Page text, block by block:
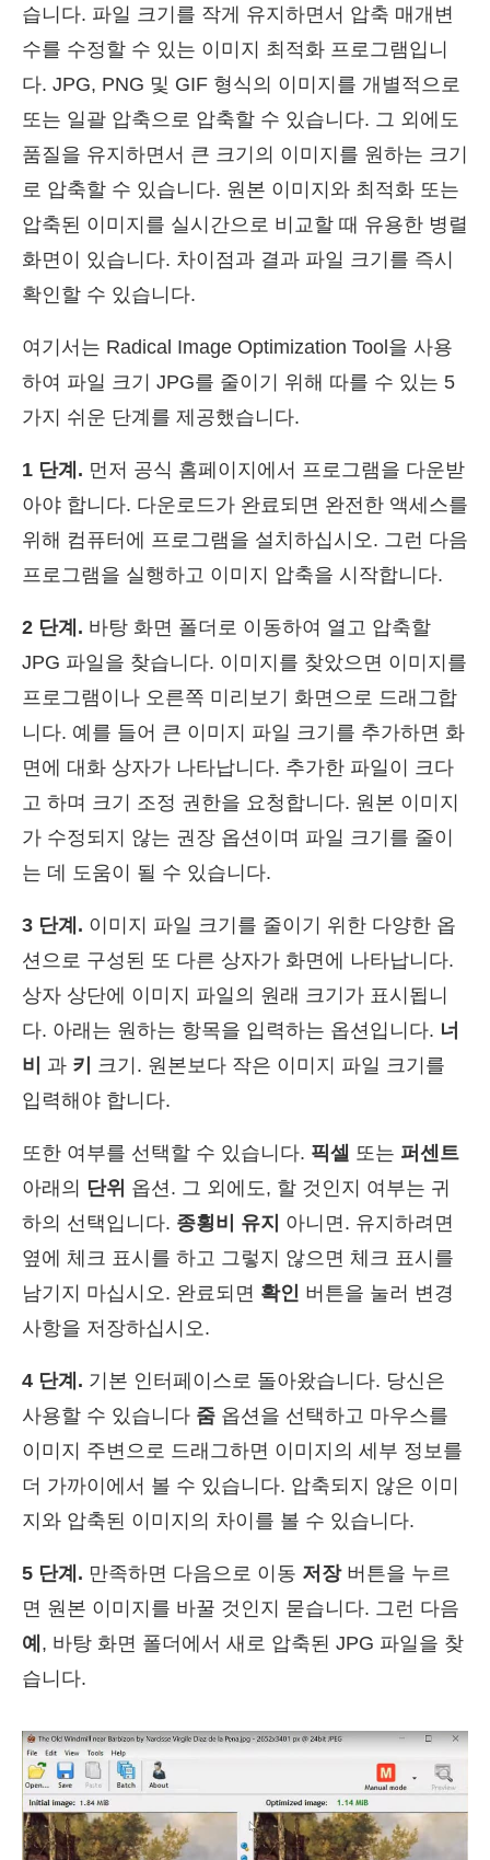
습니다. 파일 크기를 작게 유지하면서 압축 매개변
수를 수정할 수 있는 이미지 최적화 프로그램입니
다. JPG, PNG 및 GIF 형식의 이미지를 개별적으로
또는 일괄 압축으로 압축할 수 있습니다. 그 외에도
품질을 유지하면서 큰 크기의 이미지를 원하는 크기
로 압축할 수 있습니다. 원본 이미지와 최적화 또는
압축된 이미지를 실시간으로 비교할 때 유용한 병렬
화면이 있습니다. 차이점과 결과 파일 크기를 즉시
확인할 수 있습니다.
여기서는 Radical Image Optimization Tool을 사용
하여 파일 크기 JPG를 줄이기 위해 따를 수 있는 5
가지 쉬운 단계를 제공했습니다.
1 단계. 먼저 공식 홈페이지에서 프로그램을 다운받
아야 합니다. 다운로드가 완료되면 완전한 액세스를
위해 컴퓨터에 프로그램을 설치하십시오. 그런 다음
프로그램을 실행하고 이미지 압축을 시작합니다.
2 단계. 바탕 화면 폴더로 이동하여 열고 압축할
JPG 파일을 찾습니다. 이미지를 찾았으면 이미지를
프로그램이나 오른쪽 미리보기 화면으로 드래그합
니다. 예를 들어 큰 이미지 파일 크기를 추가하면 화
면에 대화 상자가 나타납니다. 추가한 파일이 크다
고 하며 크기 조정 권한을 요청합니다. 원본 이미지
가 수정되지 않는 권장 옵션이며 파일 크기를 줄이
는 데 도움이 될 수 있습니다.
3 단계. 이미지 파일 크기를 줄이기 위한 다양한 옵
션으로 구성된 또 다른 상자가 화면에 나타납니다.
상자 상단에 이미지 파일의 원래 크기가 표시됩니
다. 아래는 원하는 항목을 입력하는 옵션입니다. 너
비
과 키
크기. 원본보다 작은 이미지 파일 크기를
입력해야 합니다.
또한 여부를 선택할 수 있습니다. 픽셀 또는 퍼센트
아래의 단위 옵션. 그 외에도, 할 것인지 여부는 귀
하의 선택입니다. 종횡비 유지 아니면. 유지하려면
옆에 체크 표시를 하고 그렇지 않으면 체크 표시를
남기지 마십시오. 완료되면 확인 버튼을 눌러 변경
사항을 저장하십시오.
4 단계. 기본 인터페이스로 돌아왔습니다. 당신은
사용할 수 있습니다 줌 옵션을 선택하고 마우스를
이미지 주변으로 드래그하면 이미지의 세부 정보를
더 가까이에서 볼 수 있습니다. 압축되지 않은 이미
지와 압축된 이미지의 차이를 볼 수 있습니다.
5 단계. 만족하면 다음으로 이동 저장버튼을 누르
면 원본 이미지를 바꿀 것인지 묻습니다. 그런 다음
예 , 바탕 화면 폴더에서 새로 압축된 JPG 파일을 찾
습니다.